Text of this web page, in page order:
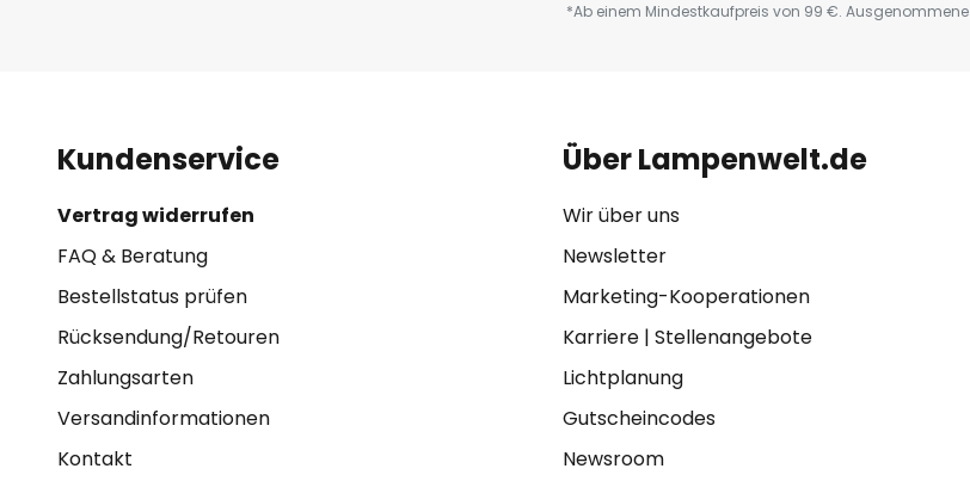
*Ab einem Mindestkaufpreis von 99 €. Ausgenommene
Kundenservice
Vertrag widerrufen
FAQ & Beratung
Bestellstatus prüfen
Rücksendung/Retouren
Zahlungsarten
Versandinformationen
Kontakt
Über Lampenwelt.de
Wir über uns
Newsletter
Marketing-Kooperationen
Karriere| Stellenangebote
Lichtplanung
Gutscheincodes
Newsroom